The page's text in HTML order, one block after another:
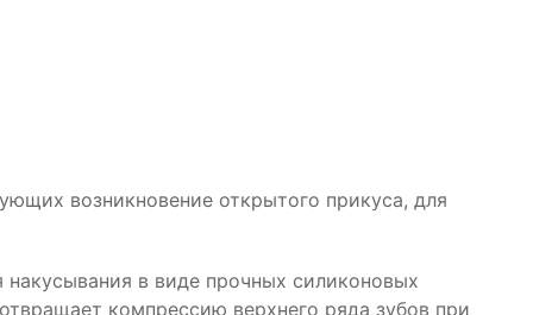
возникновение открытого прикуса, для
в виде прочных силиконовых
компрессию верхнего ряда зубов при